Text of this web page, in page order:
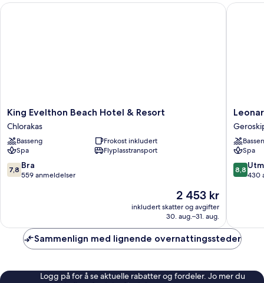
King
Evelthon
Beach
Hotel
&
Resort
Chlorakas
King Evelthon Beach Hotel & Resort
Chlorakas
Basseng
Frokost inkludert
Spa
Flyplasstransport
7.8
av
7,8 Bra
559 anmeldelser
Prisen
er
2 453 kr
2 453 kr
inkludert skatter og avgifter
30. aug.–31. aug.
King Evelthon Beach Hotel & Resort
Plaza
Cypria
Maris
Beach
Hotel
&
Spa
8.8
av
8,8
430
Sammenlign med lignende overnattingssteder
Logg på for å se aktuelle rabatter og fordeler. Jo mer du